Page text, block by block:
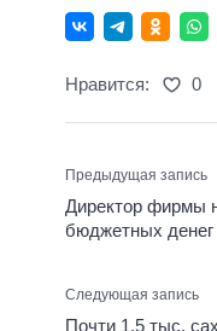
Нравится: 0
Предыдущая запись
Директор фирмы
бюджетных денег
Следующая запись
Почти 1,5 тыс.